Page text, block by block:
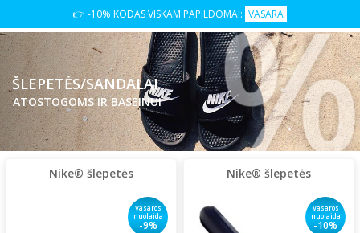
👉 -10% KODAS VISKAM PAPILDOMAI: VASARA
ŠLEPETĖS/SANDALAI
ATOSTOGOMS IR BASEINUI
Nike® šlepetės
Vasaros
nuolaida
-9%
Nike® šlepetės
Vasaros
nuolaida
-10%